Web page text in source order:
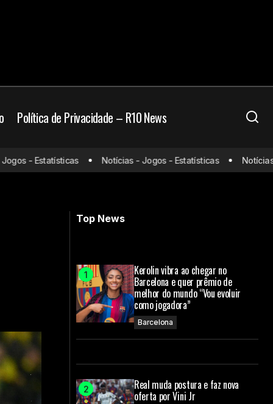
Política de Privacidade – R10 News
substituir
Cruzeiro encaminha venda de Isa Haas
ao América do México por cerca de R$
3,1 milhões
- Estatísticas Notícias - Jogos - Estatísticas Notícias -
Top News
Kerolin vibra ao chegar no
Barcelona e quer prêmio de
melhor do mundo “Vou evoluir
como jogadora”
Barcelona
Real muda postura e faz nova
oferta por Vini Jr